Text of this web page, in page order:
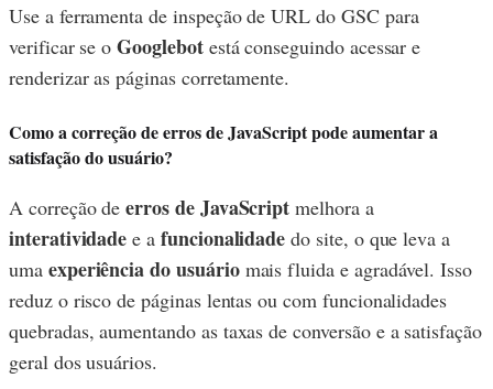
Use a ferramenta de inspeção de URL do GSC para
verificar se oGooglebotestá conseguindo acessar e
renderizar as páginas corretamente.
Como a correção de erros de JavaScript pode aumentar a
satisfação do usuário?
A correção deerros de JavaScript melhora a
interatividade e a funcionalidade do site, o que leva a
uma experiência do usuáriomais fluida e agradável. Isso
reduz o risco de páginas lentas ou com funcionalidades
quebradas, aumentando as taxas de conversão e a satisfação
geral dos usuários.